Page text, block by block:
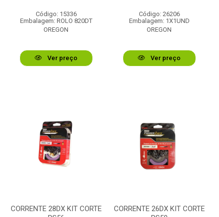
Código: 15336
Embalagem: ROLO 820DT
OREGON
Ver preço
Código: 26206
Embalagem: 1X1UND
OREGON
Ver preço
CORRENTE 28DX KIT CORTE
CORRENTE 26DX KIT CORTE